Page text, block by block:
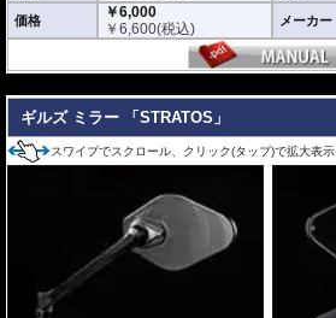
価格
￥6,000
￥6,600(税込) メーカー
ギルズ ミラー 「STRATOS」
スワイプでスクロール、クリック(タップ)で拡大表示